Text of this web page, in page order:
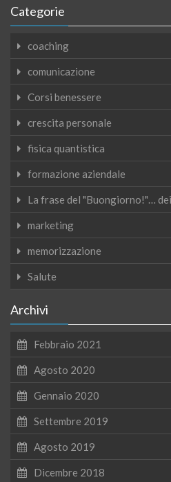
Categorie
coaching
comunicazione
Corsi benessere
crescita personale
fisica quantistica
formazione aziendale
La frase del "Buongiorno!"…
marketing
memorizzazione
Salute
Archivi
Febbraio 2021
Agosto 2020
Gennaio 2020
Settembre 2019
Agosto 2019
Dicembre 2018